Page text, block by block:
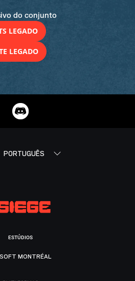
do conjunto
LEGADO
LEGADO
PORTUGUÊS
ESTÚDIOS
MONTRÉAL